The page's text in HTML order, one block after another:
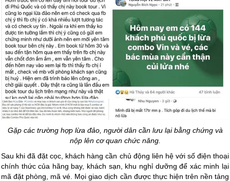
Gặp các trường hợp lừa đảo, người dân cần lưu lại bằng chứng và
nộp lên cơ quan chức năng.
Sau khi đã đặt cọc, khách hàng cần chủ động liên hệ với số điện thoại
chính thức của hãng bay, khách sạn, khu nghỉ dưỡng để xác minh lại
mã đặt phòng, mã vé. Mọi giao dịch cần được thực hiện trên nền tảng